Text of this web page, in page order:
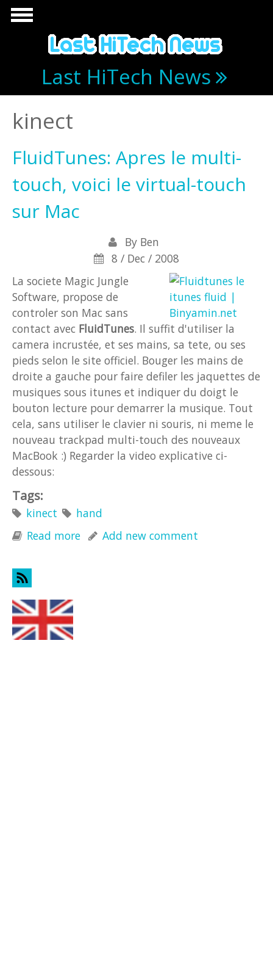
Skip to main content
Last HiTech News
kinect
FluidTunes: Apres le multi-
touch, voici le virtual-touch
sur Mac
By Ben
8 / Dec / 2008
La societe Magic Jungle
Software, propose de
controler son Mac sans
contact avec FluidTunes. Il suffit d'utiliser la
camera incrustée, et ses mains, sa tete, ou ses
pieds selon le site officiel. Bouger les mains de
droite a gauche pour faire defiler les jaquettes de
musiques sous itunes et indiquer du doigt le
bouton lecture pour demarrer la musique. Tout
cela, sans utiliser le clavier ni souris, ni meme le
nouveau trackpad multi-touch des nouveaux
MacBook :) Regarder la video explicative ci-
dessous:
Tags:
kinect
hand
Read more about FluidTunes: Apres le multi-
Add new comment